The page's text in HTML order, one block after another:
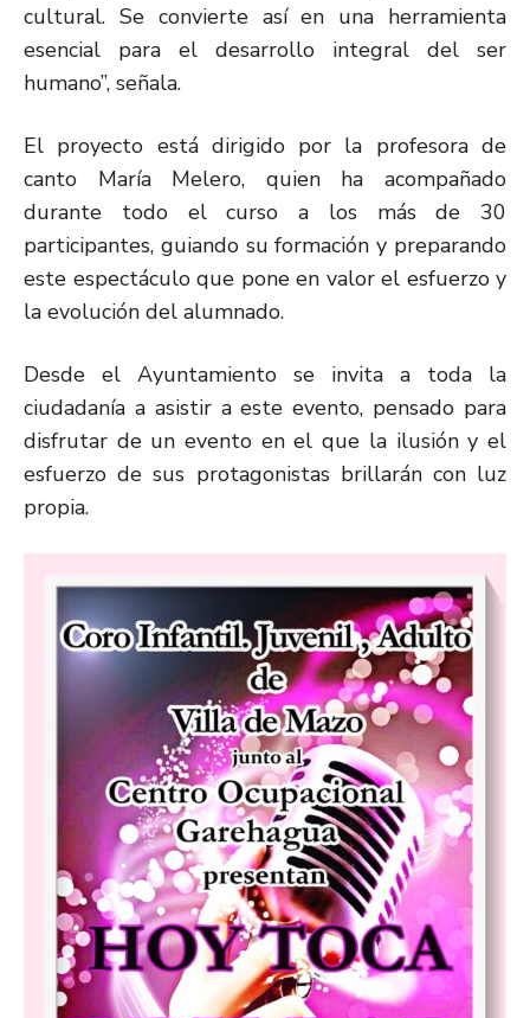
cultural. Se convierte así en una herramienta
esencial para el desarrollo integral del ser
humano”, señala.
El proyecto está dirigido por la profesora de
canto María Melero, quien ha acompañado
durante todo el curso a los más de 30
participantes, guiando su formación y preparando
este espectáculo que pone en valor el esfuerzo y
la evolución del alumnado.
Desde el Ayuntamiento se invita a toda la
ciudadanía a asistir a este evento, pensado para
disfrutar de un evento en el que la ilusión y el
esfuerzo de sus protagonistas brillarán con luz
propia.